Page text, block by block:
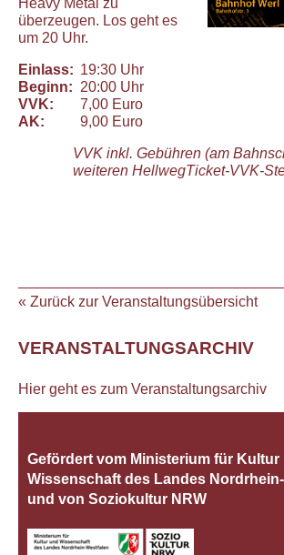
Heavy Metal zu
überzeugen. Los geht es
um 20 Uhr.
Einlass: 19:30 Uhr
Beginn: 20:00 Uhr
VVK:
7,00 Euro
AK:
9,00 Euro
VVK inkl. Gebühren (am
weiteren HellwegTicket-VVK-
« Zurück zur Veranstaltungsübersicht
VERANSTALTUNGSARCHIV
Hier geht es zum Veranstaltungsarchiv
Gefördert vom Ministerium für Kultur
Wissenschaft des Landes
und von Soziokultur NRW